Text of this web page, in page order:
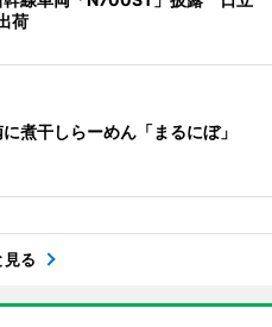
荷
に煮干しらーめん「まるにぼ」
見る